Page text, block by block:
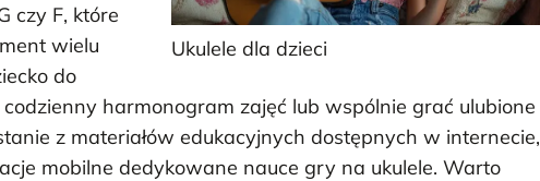
Ukulele dla dzieci
czy F, które
wielu
do
harmonogram zajęć lub wspólnie grać ulubione
z materiałów edukacyjnych dostępnych w internecie,
mobilne dedykowane nauce gry na ukulele. Warto